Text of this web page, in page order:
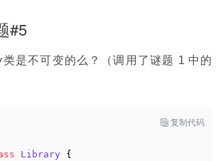
#5
类是不可变的么？（调用了谜题 1 中的
 复制代码
Library {